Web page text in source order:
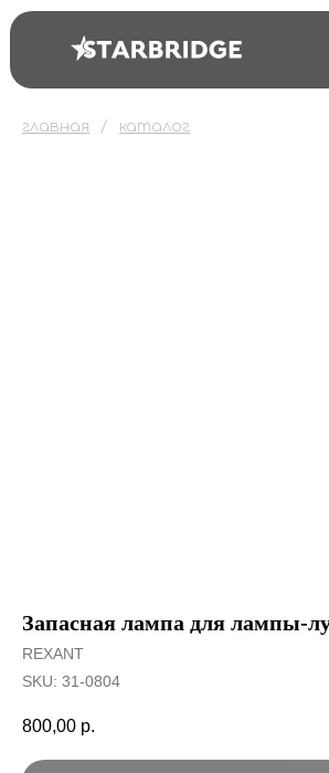
главная каталог
Запасная лампа для лампы-
REXANT
SKU: 31-0804
800,00 р.